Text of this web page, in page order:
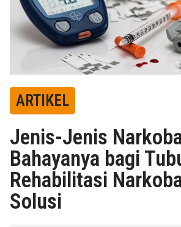
ARTIKEL
Jenis-Jenis
Bahayanya bagi
Rehabilitasi
Solusi